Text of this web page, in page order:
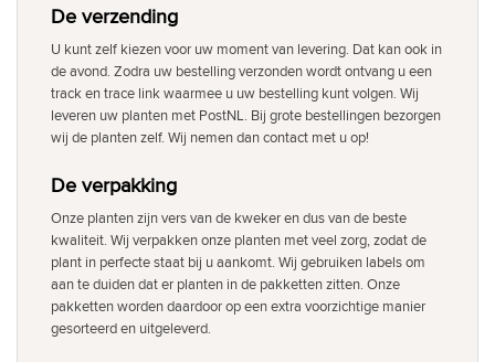
De verzending
U kunt zelf kiezen voor uw moment van levering. Dat kan ook in
de avond. Zodra uw bestelling verzonden wordt ontvang u een
track en trace link waarmee u uw bestelling kunt volgen. Wij
leveren uw planten met PostNL. Bij grote bestellingen bezorgen
wij de planten zelf. Wij nemen dan contact met u op!
De verpakking
Onze planten zijn vers van de kweker en dus van de beste
kwaliteit. Wij verpakken onze planten met veel zorg, zodat de
plant in perfecte staat bij u aankomt. Wij gebruiken labels om
aan te duiden dat er planten in de pakketten zitten. Onze
pakketten worden daardoor op een extra voorzichtige manier
gesorteerd en uitgeleverd.